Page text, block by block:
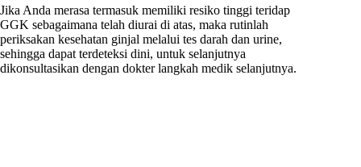
Jika Anda merasa termasuk memiliki resiko tinggi teridap
GGK sebagaimana telah diurai di atas, maka rutinlah
periksakan kesehatan ginjal melalui tes darah dan urine,
sehingga dapat terdeteksi dini, untuk selanjutnya
dikonsultasikan dengan dokter langkah medik selanjutnya.